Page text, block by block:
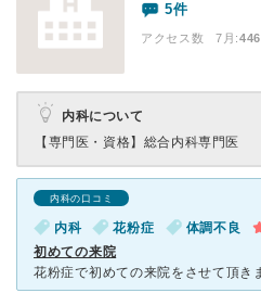
5件
アクセス数 7月:446
内科について
【専門医・資格】 総合内科専門医
内科の口コミ
内科 花粉症 体調不良
初めての来院